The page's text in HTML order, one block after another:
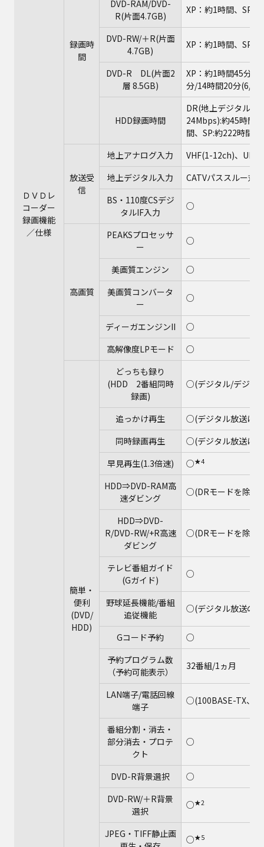
ＤＶＤレ
コーダー
録画機能
／仕様
録画時
間
DVD-RAM/DVD-
R(片面4.7GB)
XP：約1時間、SP
DVD-RW/＋R(片面
4.7GB)
XP：約1時間、SP
DVD-R DL(片面2
層 8.5GB)
XP：約1時間45分、
分/14時間20分(6/
HDD録画時間
DR(地上デジタル/
24Mbps):約45時間
間、SP:約222時間
放送受
信
地上アナログ入力
VHF(1-12ch)、
地上デジタル入力
CATVパススルー対応
BS・110度CSデジ
タルIF入力
○
高画質
PEAKSプロセッサ
ー
○
美画質エンジン
○
美画質コンバータ
ー
○
ディーガエンジンII
○
高解像度LPモード
○
簡単・
便利
(DVD/
HDD)
どっちも録り
(HDD 2番組同時
録画)
○(デジタル/デジタ
追っかけ再生
○(デジタル放送は
同時録画再生
○(デジタル放送は
早見再生(1.3倍速)
○★4
HDD⇒DVD-RAM高
速ダビング
○(DRモードを除く)
HDD⇒DVD-
R/DVD-RW/+R高速
ダビング
○(DRモードを除く)
テレビ番組ガイド
(Gガイド)
○
野球延長機能/番組
追従機能
○(デジタル放送の
Gコード予約
○
予約プログラム数
（予約可能表示）
32番組/1ヵ月
LAN端子/電話回線
端子
○(100BASE-TX、
番組分割・消去・
部分消去・プロテ
クト
○
DVD-R背景選択
○
DVD-RW/＋R背景
選択
○★2
JPEG・TIFF静止画
○★5